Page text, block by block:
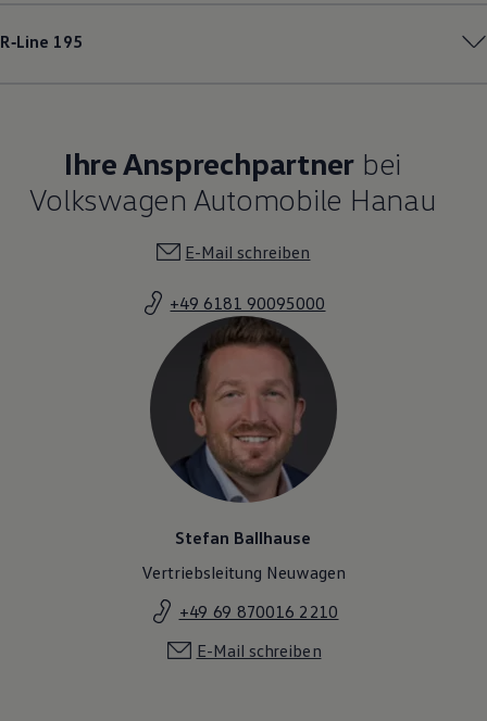
R‑Line 195
Ihre Ansprechpartner bei
Volkswagen Automobile Hanau
E-Mail schreiben
+49 6181 90095000
Stefan Ballhause
Vertriebsleitung Neuwagen
+49 69 870016 2210
E-Mail schreiben